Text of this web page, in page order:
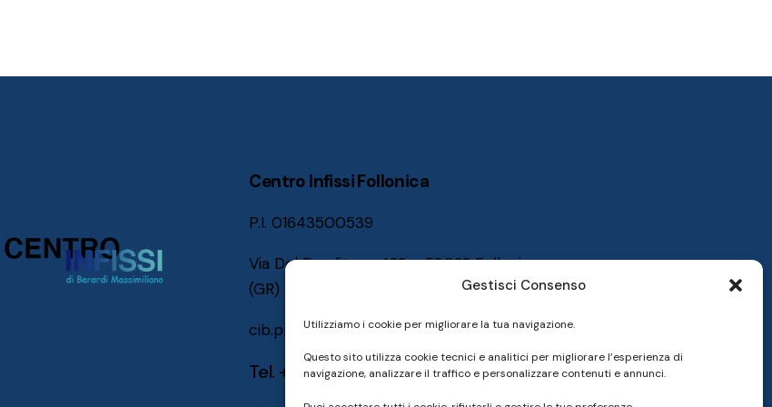
Gestisci Consenso
Utilizziamo i cookie per migliorare la tua navigazione.
Questo sito utilizza cookie tecnici e analitici per migliorare l’esperienza di
navigazione, analizzare il traffico e personalizzare contenuti e annunci.
Centro Infissi Follonica
P.I. 01643500539
Via Del Fonditore, 422 – 58022 Follonica
(GR)
cib.preventivi@libero.it
Tel. +39 0566 51141